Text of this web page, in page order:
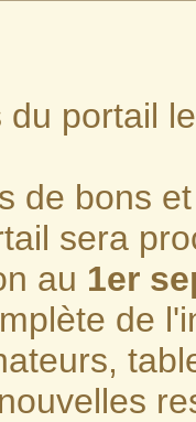
portail
de bons
sera
au 1er
de